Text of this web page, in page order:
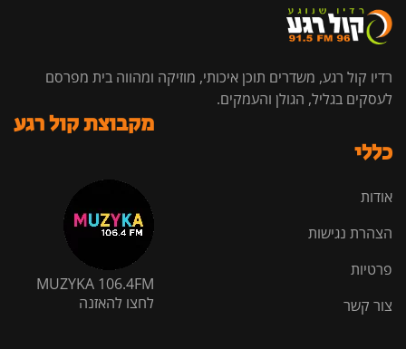
רדיו קול רגע, משדרים תוכן איכותי, מוזיקה ומהווה בית מפרסם
לעסקים בגליל, הגולן והעמקים.
כללי
אודות
הצהרת נגישות
פרטיות
צור קשר
מקבוצת קול רגע
MUZYKA 106.4FM
לחצו להאזנה